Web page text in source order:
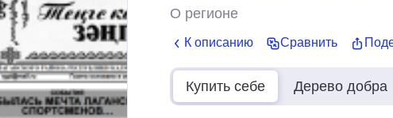
О регионе
К описанию Сравнить
Купить себе Дерево добра